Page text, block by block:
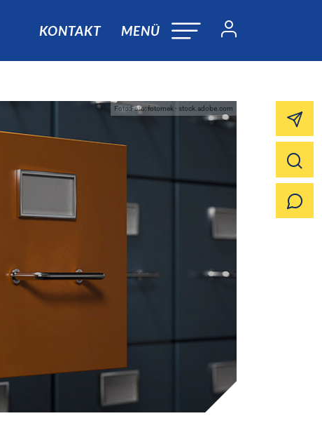
KONTAKT MENÜ
Foto:Foto: fotomek - stock.adobe.com